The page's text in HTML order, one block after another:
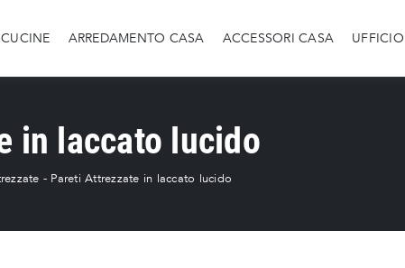
CUCINE ARREDAMENTO CASA ACCESSORI CASA UFFICIO
in laccato lucido
- Pareti Attrezzate in laccato lucido